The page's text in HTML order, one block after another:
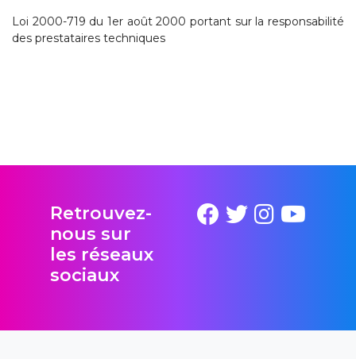
Loi 2000-719 du 1er août 2000 portant sur la responsabilité
des prestataires techniques
Retrouvez-
nous sur
les réseaux
sociaux